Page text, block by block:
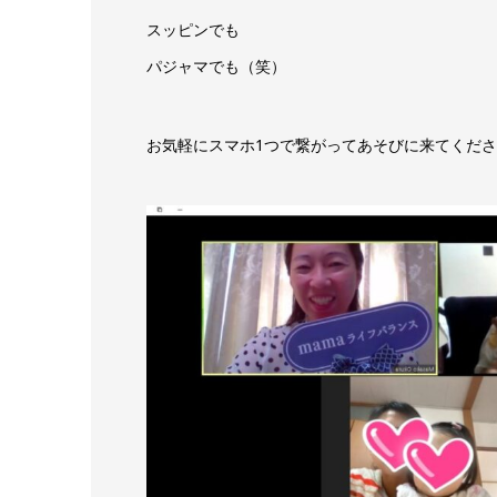
スッピンでも
パジャマでも（笑）
お気軽にスマホ1つで繋がってあそびに来てくだ